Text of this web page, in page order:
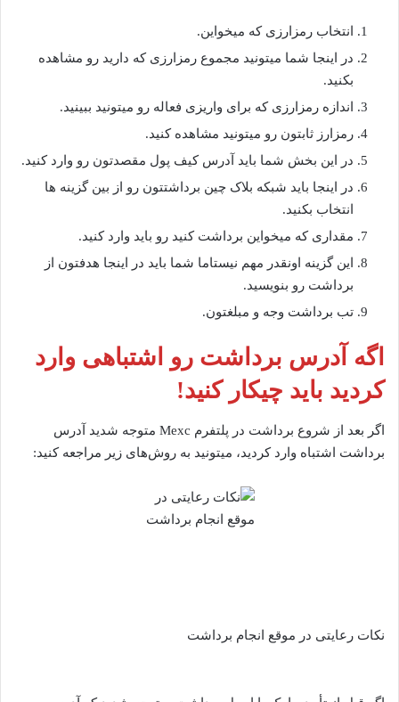
انتخاب رمزارزی که میخواین.
در اینجا شما میتونید مجموع رمزارزی که دارید رو مشاهده
بکنید.
اندازه رمزارزی که برای واریزی فعاله رو میتونید ببینید.
رمزارز ثابتون رو میتونید مشاهده کنید.
در این بخش شما باید آدرس کیف پول مقصدتون رو وارد کنید.
در اینجا باید شبکه بلاک چین برداشتتون رو از بین گزینه ها
انتخاب بکنید.
مقداری که میخواین برداشت کنید رو باید وارد کنید.
این گزینه اونقدر مهم نیستاما شما باید در اینجا هدفتون از
برداشت رو بنویسید.
تب برداشت وجه و مبلغتون.
اگه آدرس برداشت رو اشتباهی وارد
کردید باید چیکار کنید!
اگر بعد از شروع برداشت در پلتفرم Mexc متوجه شدید آدرس
برداشت اشتباه وارد کردید، میتونید به روش‌های زیر مراجعه کنید:
نکات رعایتی در موقع انجام برداشت